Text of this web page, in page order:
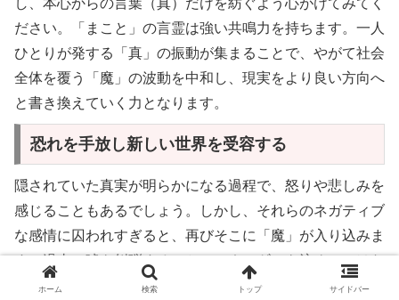
ださい。「まこと」の言霊は強い共鳴力を持ちます。一人
ひとりが発する「真」の振動が集まることで、やがて社会
全体を覆う「魔」の波動を中和し、現実をより良い方向へ
と書き換えていく力となります。
恐れを手放し新しい世界を受容する
隠されていた真実が明らかになる過程で、怒りや悲しみを
感じることもあるでしょう。しかし、それらのネガティブ
な感情に囚われすぎると、再びそこに「魔」が入り込みま
す。過去の嘘を糾弾することにエネルギーを注ぐのではな
く、これから構築される「真」の世界をどう生きるかにフ
ホーム 検索 トップ サイドバー